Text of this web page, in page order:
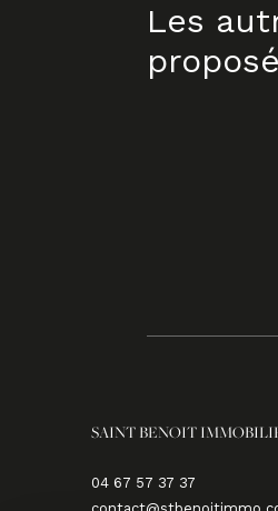
Les
SAINT BENOIT
04 67 57 37 37